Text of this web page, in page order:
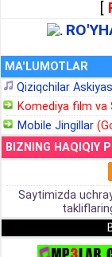
[
MA'LUMOTLAR
Qiziqchilar
Komediya film va
Mobile Jingillar
BIZNING HAQIQIY
Saytimizda